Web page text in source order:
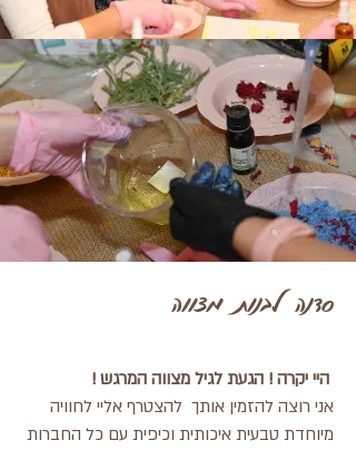
סדנה לבנות מצווה
היי יקרה ! הגעת לגיל מצווה המרגש !
אני רוצה להזמין אותך להצטרף אליי לחוויה
מיוחדת טבעית איכותית וכיפית עם כל החברות